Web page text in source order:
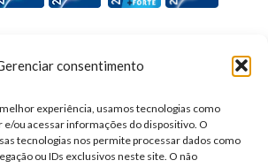
consentimento
experiência, usamos tecnologias como
e/ou acessar informações do dispositivo. O
tecnologias nos permite processar dados como
ou IDs exclusivos neste site. O não
Premiações e honrarias: